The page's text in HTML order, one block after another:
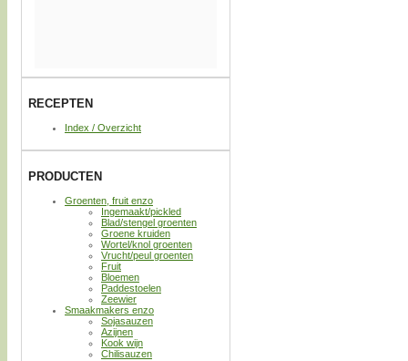
RECEPTEN
Index / Overzicht
PRODUCTEN
Groenten, fruit enzo
Ingemaakt/pickled
Blad/stengel groenten
Groene kruiden
Wortel/knol groenten
Vrucht/peul groenten
Fruit
Bloemen
Paddestoelen
Zeewier
Smaakmakers enzo
Sojasauzen
Azijnen
Kook wijn
Chilisauzen